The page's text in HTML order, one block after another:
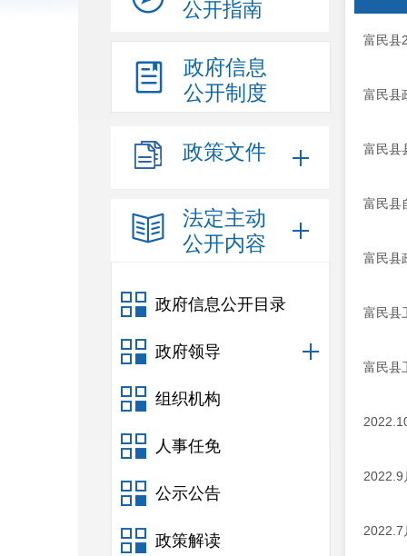
公开指南
政府信息
公开制度
政策文件
法定主动
公开内容
政府信息公开目录
政府领导
组织机构
人事任免
公示公告
政策解读
富民县
富民县
富民县
富民县
富民县
富民县
富民县
2022.9
2022.7